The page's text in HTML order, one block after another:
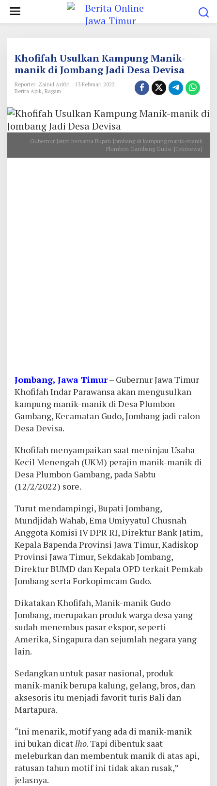
Khofifah Usulkan Kampung Manik-
manik di Jombang Jadi Desa Devisa
Reporter: Zainul Arifin
13 Februari 2022
Berita Apik, Ragam
Gubernur Jatim bersama Bupati Jombang di kampung manik-manik
Plumbon Gambang Gudo. [Istimewa]
Jombang, Jawa Timur– Gubernur Jawa Timur
Khofifah Indar Parawansa akan mengusulkan
kampung manik-manik di Desa Plumbon
Gambang, Kecamatan Gudo, Jombang jadi calon
Desa Devisa.
Khofifah menyampaikan saat meninjau Usaha
Kecil Menengah (UKM) perajin manik-manik di
Desa Plumbon Gambang, pada Sabtu
(12/2/2022) sore.
Turut mendampingi, Bupati Jombang,
Mundjidah Wahab, Ema Umiyyatul Chusnah
Anggota Komisi IV DPR RI, Direktur Bank Jatim,
Kepala Bapenda Provinsi Jawa Timur, Kadiskop
Provinsi Jawa Timur, Sekdakab Jombang,
Direktur BUMD dan Kepala OPD terkait Pemkab
Jombang serta Forkopimcam Gudo.
Dikatakan Khofifah, Manik-manik Gudo
Jombang, merupakan produk warga desa yang
sudah menembus pasar ekspor, seperti
Amerika, Singapura dan sejumlah negara yang
lain.
Sedangkan untuk pasar nasional, produk
manik-manik berupa kalung, gelang, bros, dan
aksesoris itu menjadi favorit turis Bali dan
Martapura.
“Ini menarik, motif yang ada di manik-manik
ini bukan dicat lho. Tapi dibentuk saat
meleburkan dan membentuk manik di atas api,
ratusan tahun motif ini tidak akan rusak,”
jelasnya.